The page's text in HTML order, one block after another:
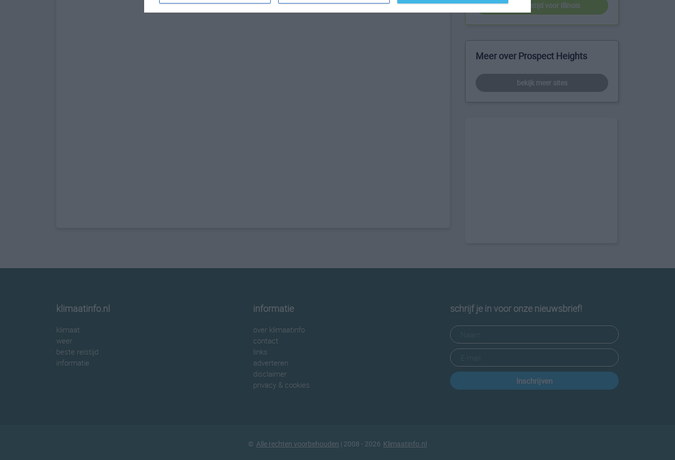
beste reistijd voor Illinois
Meer over Prospect Heights
bekijk meer sites
klimaatinfo.nl
klimaat
weer
beste reistijd
informatie
informatie
over klimaatinfo
contact
links
adverteren
disclaimer
privacy & cookies
schrijf je in voor onze nieuwsbrief!
Inschrijven
© Alle rechten voorbehouden | 2008 - 2026 Klimaatinfo.nl